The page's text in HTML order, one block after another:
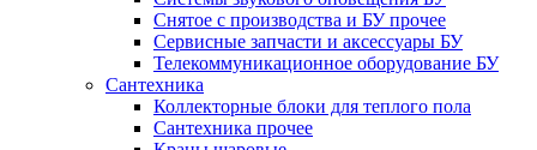
Снятое с производства и БУ прочее
Сервисные запчасти и аксессуары БУ
Телекоммуникационное оборудование БУ
Сантехника
Коллекторные блоки для теплого пола
Сантехника прочее